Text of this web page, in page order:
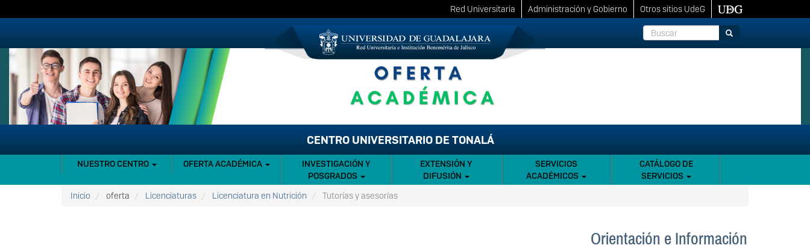
al
Red Universitaria Administración y Gobierno
Otros sitios UdeG
Buscar
Buscar
CENTRO UNIVERSITARIO DE TONALÁ
NAVEGACIÓN
PRINCIPAL
NUESTRO CENTRO OFERTA ACADÉMICA
INVESTIGACIÓN Y
POSGRADOS
EXTENSIÓN Y
DIFUSIÓN
SERVICIOS
ACADÉMICOS
CATÁLOGO DE
SERVICIOS
Inicio
oferta Licenciaturas Licenciatura en Nutrición Tutorías y asesorías
Orientación e Información